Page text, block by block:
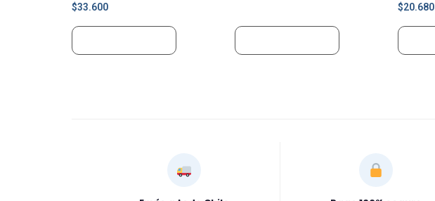
$33.600 $20.680